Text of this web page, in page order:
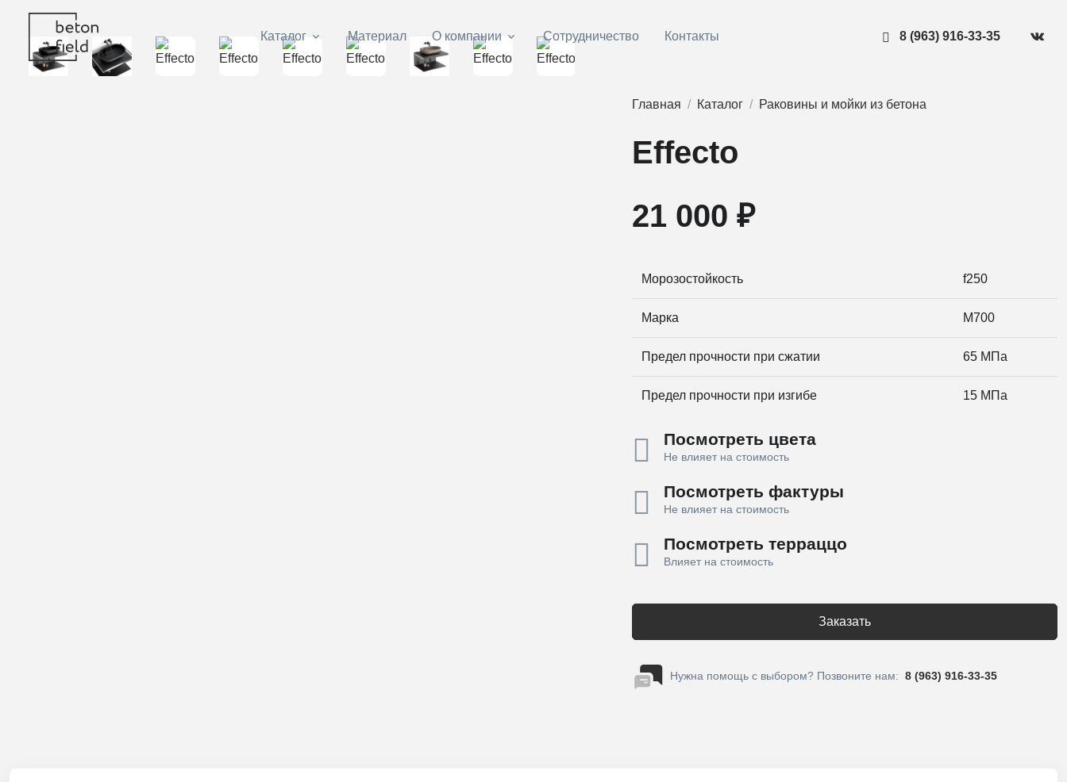
Каталог Материал О компании Сотрудничество Контакты 8 (963) 916-33-35
Главная Каталог Раковины и мойки из бетона
Effecto
21 000 ₽
Морозостойкость f250
Марка M700
Предел прочности при сжатии 65 МПа
Предел прочности при изгибе 15 МПа
Посмотреть цвета
Не влияет на стоимость
Посмотреть фактуры
Не влияет на стоимость
Посмотреть терраццо
Влияет на стоимость
Заказать
Нужна помощь с выбором? Позвоните нам: 8 (963) 916-33-35